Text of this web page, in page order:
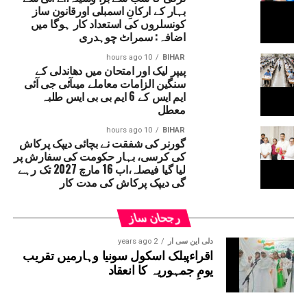
ایڈوائزری جاری کی ہے۔ پولیس انتظامیہ نے
پرائیویٹ کمپنیوں، کارپوریٹ دفاتر اور آئی ٹی
پر اپنے ملازمین کو آج گھر سے کام کرنے دیں۔
شہریوں سے بھی اپیل کی گئی ہے کہ وہ صرف ضروری
کاموں کے لیے گھروں سے نکلیں۔گروگرام کی
میونسپل کارپوریشن اور گروگرام میٹروپولیٹن
ڈیولپمنٹ اتھارٹی (جی ایم ڈی اے) کی ٹیموں کو
صورتحال پر قابو پانے کے لیے الرٹ پر رکھا گیا
ہے۔ متاثرہ علاقوں اور انڈر پاسز سے پانی نکالنے
کے لیے ہیوی ڈیوٹی پمپ استعمال کیے جا رہے ہیں۔
تمام نکاسی آب کے مقامات پر اہلکار تعینات کیے
بہار کے ارکانِ اسمبلی اورقانون ساز
کونسلروں کی استعداد کار ہوگا میں
اضافہ: سمراٹ چوہدری
BIHAR
10 hours ago
پیپر لیک اور امتحان میں دھاندلی کے
سنگین الزامات معاملے میںآئی جی آئی
ایم ایس کے 6 ایم بی بی ایس طلبہ
معطل
BIHAR
10 hours ago
گورنر کی شفقت نے بچائی دیپک پرکاش
کی کرسی، بہار حکومت کی سفارش پر
لیا گیا فیصلہ،اب 16 مارچ 2027 تک رہے
گی دیپک پرکاش کی مدت کار
رجحان ساز
دلی این سی آر 2 years ago
اقراءپبلک اسکول سونیا وہارمیں تقریب
یومِ جمہوریہ کا انعقاد